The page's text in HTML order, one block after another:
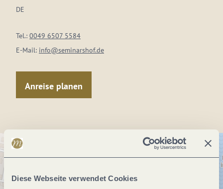
Diese Webseite verwendet Cookies
DE
Tel.: 0049 6507 5584
E-Mail: info@seminarshof.de
Anreise planen